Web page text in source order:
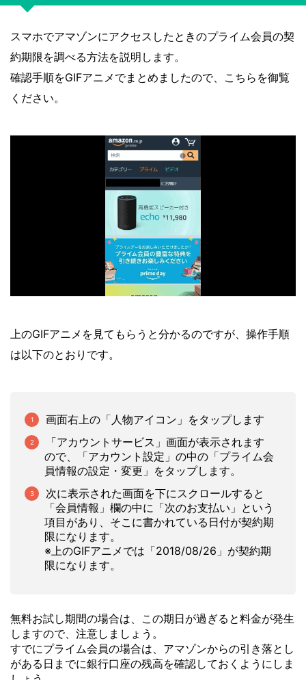
スマホでアマゾンにアクセスしたときのプライム会員の契
約期限を調べる方法を説明します。
確認手順をGIFアニメでまとめましたので、こちらを御覧
ください。
上のGIFアニメを見てもらうと分かるのですが、操作手順
は以下のとおりです。
画面右上の「人物アイコン」をタップします
「アカウントサービス」画面が表示されます
ので、「アカウント設定」の中の「プライム会
員情報の設定・変更」をタップします。
次に表示された画面を下にスクロールすると
「会員情報」欄の中に「次のお支払い」という
項目があり、そこに書かれている日付が契約期
限になります。
※上のGIFアニメでは「2018/08/26」が契約期
限になります。
無料お試し期間の場合は、この期日が過ぎると料金が発生
しますので、注意しましょう。
すでにプライム会員の場合は、アマゾンからの引き落とし
がある日までに銀行口座の残高を確認しておくようにしま